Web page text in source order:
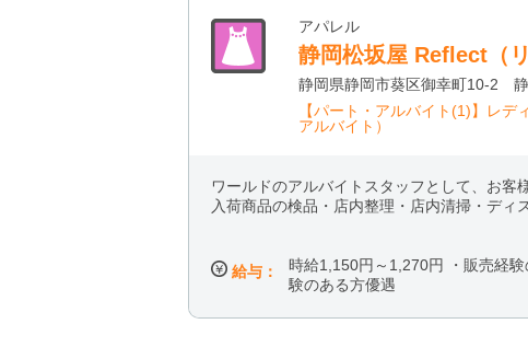
アパレル
静岡松坂屋 Reflect（リ
静岡県静岡市葵区御幸町10-2
【パート・アルバイト(1)】レ
アルバイト）
ワールドのアルバイトスタッフとして、お客
入荷商品の検品・店内整理・店内清掃・ディ
給与：
時給1,150円～1,270円 ・販売経
験のある方優遇